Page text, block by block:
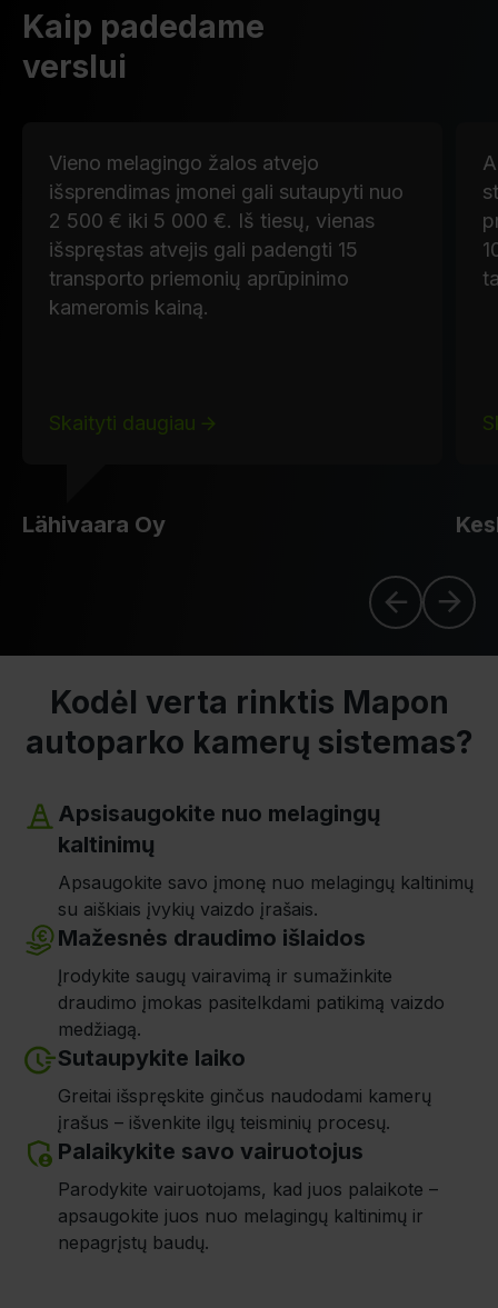
Kaip padedame
verslui
Vieno melagingo žalos atvejo
išsprendimas įmonei gali sutaupyti nuo
2 500 € iki 5 000 €. Iš tiesų, vienas
išspręstas atvejis gali padengti 15
transporto priemonių aprūpinimo
kameromis kainą.
Skaityti daugiau
Lähivaara Oy
Kodėl verta rinktis Mapon
autoparko kamerų sistemas?
Apsisaugokite nuo melagingų
kaltinimų
Apsaugokite savo įmonę nuo melagingų kaltinimų
su aiškiais įvykių vaizdo įrašais.
Mažesnės draudimo išlaidos
Įrodykite saugų vairavimą ir sumažinkite
draudimo įmokas pasitelkdami patikimą vaizdo
medžiagą.
Sutaupykite laiko
Greitai išspręskite ginčus naudodami kamerų
įrašus – išvenkite ilgų teisminių procesų.
Palaikykite savo vairuotojus
Parodykite vairuotojams, kad juos palaikote –
apsaugokite juos nuo melagingų kaltinimų ir
nepagrįstų baudų.